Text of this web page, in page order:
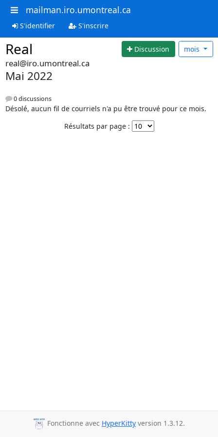
mailman.iro.umontreal.ca
S'identifier S'inscrire
Real Discussion mois
real@iro.umontreal.ca
Mai 2022
0 discussions
Désolé, aucun fil de courriels n'a pu être trouvé pour ce mois.
Résultats par page :
Fonctionne avec HyperKitty version 1.3.12.